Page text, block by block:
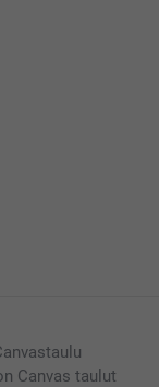
Canvas taulut